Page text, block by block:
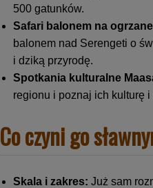
500 gatunków.
Safari balonem na
balonem nad Serengeti o
i dziką przyrodę.
Spotkania kulturalne
regionu i poznaj ich kulturę
Co czyni go
Skala i zakres: Już sam